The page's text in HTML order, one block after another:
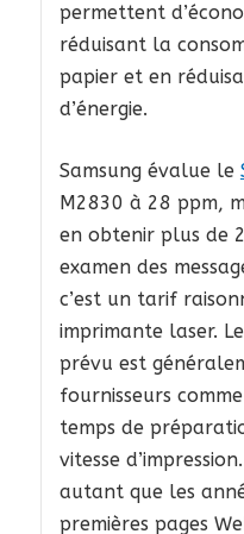
permettent
réduisant la
papier et en
d’énergie.
Samsung évalue le
M2830 à 28 ppm,
en obtenir plus de
examen des
c’est un tarif
imprimante laser.
prévu est
fournisseurs
temps de
vitesse
autant que les
premières pages